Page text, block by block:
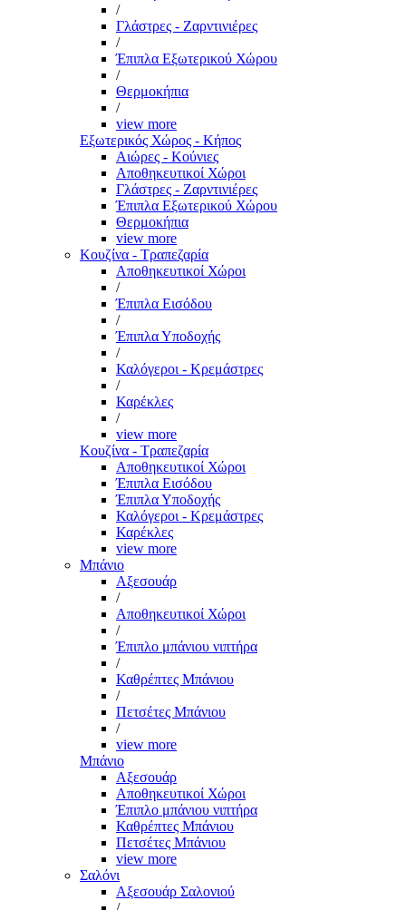
/
Γλάστρες - Ζαρντινιέρες
/
Έπιπλα Εξωτερικού Χώρου
/
Θερμοκήπια
/
view more
Εξωτερικός Χώρος - Κήπος
Αιώρες - Κούνιες
Αποθηκευτικοί Χώροι
Γλάστρες - Ζαρντινιέρες
Έπιπλα Εξωτερικού Χώρου
Θερμοκήπια
view more
Κουζίνα - Τραπεζαρία
Αποθηκευτικοί Χώροι
/
Έπιπλα Εισόδου
/
Έπιπλα Υποδοχής
/
Καλόγεροι - Κρεμάστρες
/
Καρέκλες
/
view more
Κουζίνα - Τραπεζαρία
Αποθηκευτικοί Χώροι
Έπιπλα Εισόδου
Έπιπλα Υποδοχής
Καλόγεροι - Κρεμάστρες
Καρέκλες
view more
Μπάνιο
Αξεσουάρ
/
Αποθηκευτικοί Χώροι
/
Έπιπλο μπάνιου νιπτήρα
/
Καθρέπτες Μπάνιου
/
Πετσέτες Μπάνιου
/
view more
Μπάνιο
Αξεσουάρ
Αποθηκευτικοί Χώροι
Έπιπλο μπάνιου νιπτήρα
Καθρέπτες Μπάνιου
Πετσέτες Μπάνιου
view more
Σαλόνι
Αξεσουάρ Σαλονιού